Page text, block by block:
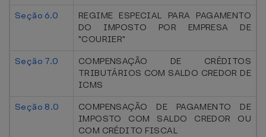
Seção 6.0
REGIME ESPECIAL PARA PAGAMENTO
DO IMPOSTO POR EMPRESA DE
"COURIER"
Seção 7.0
COMPENSAÇÃO DE CRÉDITOS
TRIBUTÁRIOS COM SALDO CREDOR DE
ICMS
Seção 8.0
COMPENSAÇÃO DE PAGAMENTO DE
IMPOSTO COM SALDO CREDOR OU
COM CRÉDITO FISCAL